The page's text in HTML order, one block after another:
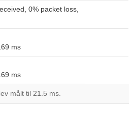
0% packet loss,
ms
ms
målt til 21.5 ms.